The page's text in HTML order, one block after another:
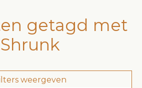
getagd met
Shrunk
weergeven